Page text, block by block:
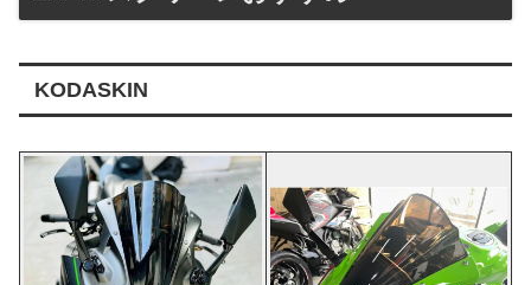
KODASKIN